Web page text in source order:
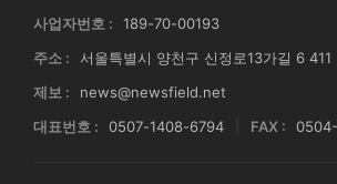
사업자번호 :
189-70-00193
주소 :
서울특별시 양천구 신정로13가길 6 411
제보 :
news@newsfield.net
대표번호 :
0507-1408-6794 FAX :